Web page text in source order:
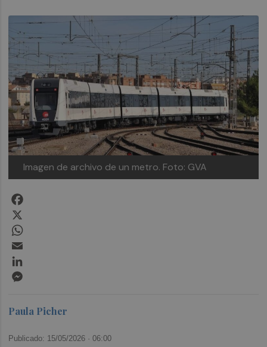
Imagen de archivo de un metro. Foto: GVA
Paula Picher
Publicado: 15/05/2026 ·06:00